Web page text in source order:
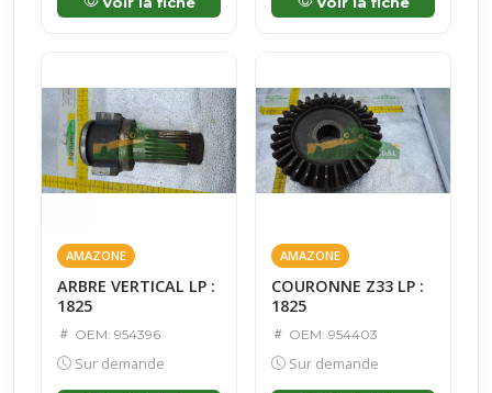
AMAZONE
ARBRE VERTICAL LP :
1825
OEM: 954396
Sur demande
AMAZONE
COURONNE Z33 LP :
1825
OEM: 954403
Sur demande